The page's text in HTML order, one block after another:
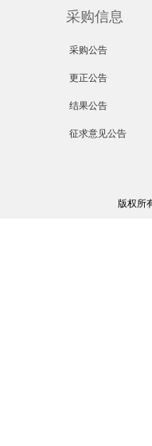
采购信息
采购公告
更正公告
结果公告
征求意见公告
版权所